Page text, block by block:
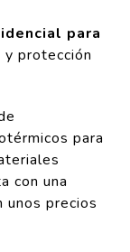
para
y protección
para
con una
unos precios